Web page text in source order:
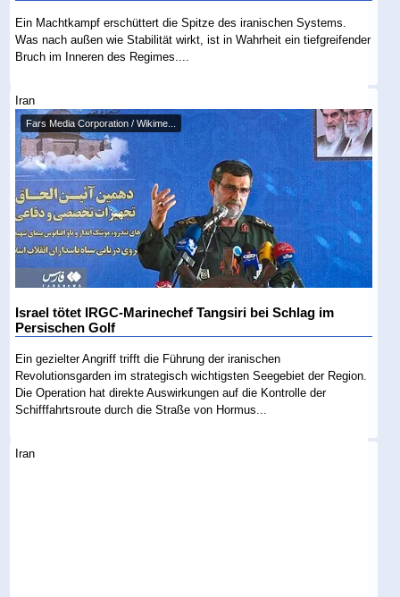
Ein Machtkampf erschüttert die Spitze des iranischen Systems.
Was nach außen wie Stabilität wirkt, ist in Wahrheit ein tiefgreifender
Bruch im Inneren des Regimes....
Iran
Fars Media Corporation / Wikime...
Israel tötet IRGC-Marinechef Tangsiri bei Schlag im
Persischen Golf
Ein gezielter Angriff trifft die Führung der iranischen
Revolutionsgarden im strategisch wichtigsten Seegebiet der Region.
Die Operation hat direkte Auswirkungen auf die Kontrolle der
Schifffahrtsroute durch die Straße von Hormus...
Iran